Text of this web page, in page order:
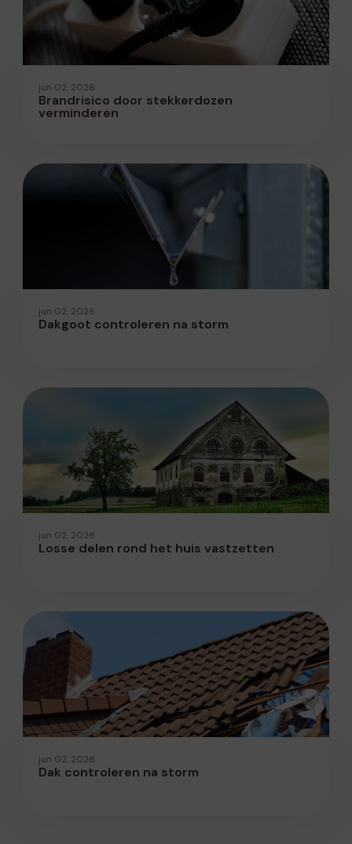
jun 02, 2026
Brandrisico door stekkerdozen
verminderen
jun 02, 2026
Dakgoot controleren na storm
jun 02, 2026
Losse delen rond het huis vastzetten
jun 02, 2026
Dak controleren na storm